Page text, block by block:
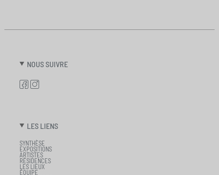
NOUS SUIVRE
LES LIENS
SYNTHÈSE
EXPOSITIONS
ARTISTES
RÉSIDENCES
LES LIEUX
ÉQUIPE